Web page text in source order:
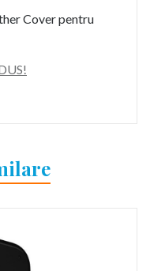
Cover pentru